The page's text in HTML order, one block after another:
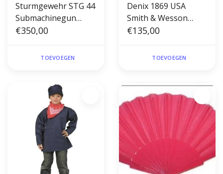
Sturmgewehr STG 44
Submachinegun
Duits WWII
lederen riem Denix
€350,00
TOEVOEGEN
Denix 1869 USA
Smith & Wesson
Schofield Cal.45
€135,00
TOEVOEGEN